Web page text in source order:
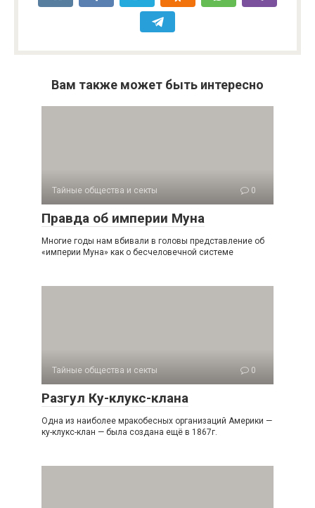
Вам также может быть интересно
Тайные общества и секты 0
Правда об империи Муна
Многие годы нам вбивали в головы представление об
«империи Муна» как о бесчеловечной системе
Тайные общества и секты 0
Разгул Ку-клукс-клана
Одна из наиболее мракобесных организаций Америки —
ку-клукс-клан — была создана ещё в 1867г.